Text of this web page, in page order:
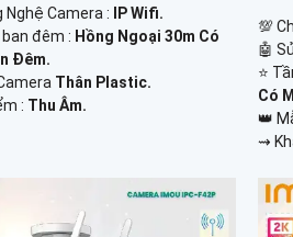
Nghệ Camera :
IP Wifi.
đêm : Hồng Ngoại 30m Có
Đêm.
Thân Plastic.
: Thu Âm.
💯
🤖️
⭐
Có
👑
️⇝